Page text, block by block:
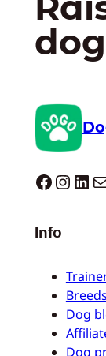
dog
Dogo facebook InstagramLinkedIn E-mail
Info
Breeds
Dog
Dog